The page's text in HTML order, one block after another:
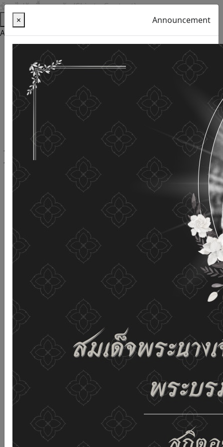
ข้ามไปยังเนื้อหาหลัก (Skip to Content)
Help
Accessibility Tools
Thai language
English
Increase the font size
Reduce font size
Normal font size
High Definition
Negative sharpness
Normal Definition
Open and read with voice
Turn off voice reading
Site map
This website uses cookies (Cookies)
The Department of Older Persons Affairs
values ​​your
personal information for the purpose of developing
and improving the website. If you use this website
without changing any settings it means that you agree
to receive cookies on the website and our privacy
policy.
See details Accept all
02-659-6811 saraban@dop.mail.go.th
Change display settings
CCC
× Announcement